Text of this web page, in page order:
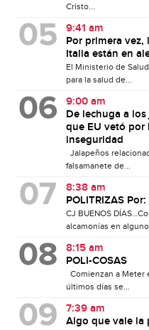
Cristo...
9:41 am
Por primera vez,
Italia están en
El Ministerio de
para la salud de...
9:00 am
De lechuga a
que EU vetó por
inseguridad
Jalapeños
falsamanete de...
8:38 am
POLITRIZAS
CJ BUENOS
alcamonías en
8:15 am
POLI-COSAS
Comienzan a Meter
últimos días se...
7:39 am
Algo que vale la